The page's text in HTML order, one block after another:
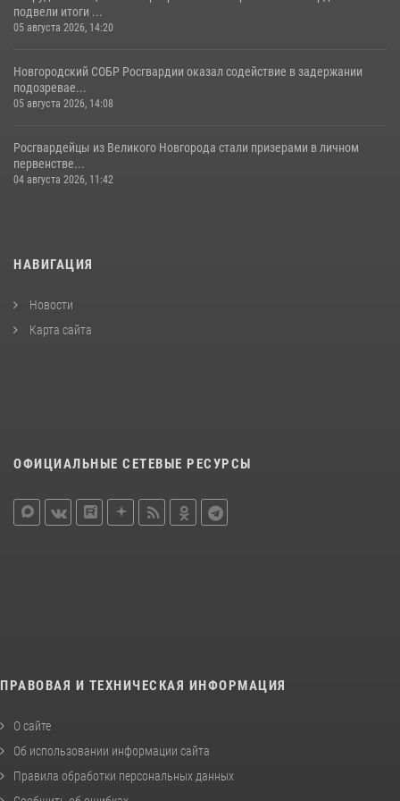
подвели итоги ...
05 августа 2026, 14:20
Новгородский СОБР Росгвардии оказал содействие в задержании
подозревае...
05 августа 2026, 14:08
Росгвардейцы из Великого Новгорода стали призерами в личном
первенстве...
04 августа 2026, 11:42
НАВИГАЦИЯ
Новости
Карта сайта
ОФИЦИАЛЬНЫЕ СЕТЕВЫЕ РЕСУРСЫ
ПРАВОВАЯ И ТЕХНИЧЕСКАЯ ИНФОРМАЦИЯ
О сайте
Об использовании информации сайта
Правила обработки персональных данных